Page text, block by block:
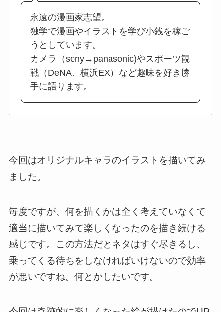
永遠の漫画家志望。
独学で漫画やイラストを学び小銭を稼ご
うとしています。
カメラ（sony→panasonic)やスポーツ観
戦（DeNA、横浜EX）など趣味を好き勝
手に語ります。
今回はオリジナルキャラのイラストを描いてみ
ました。
毎度ですが、何を描くかは全く考えていなくて
適当に描いてみて楽しくなったのを描き続ける
感じです。この方法だとネタはすぐ尽きるし、
乗ってくる待ちをしなければいけないので効率
が悪いですね。何とかしたいです。